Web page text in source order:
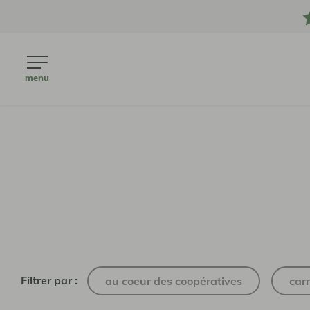
menu
Filtrer par : au coeur des coopératives